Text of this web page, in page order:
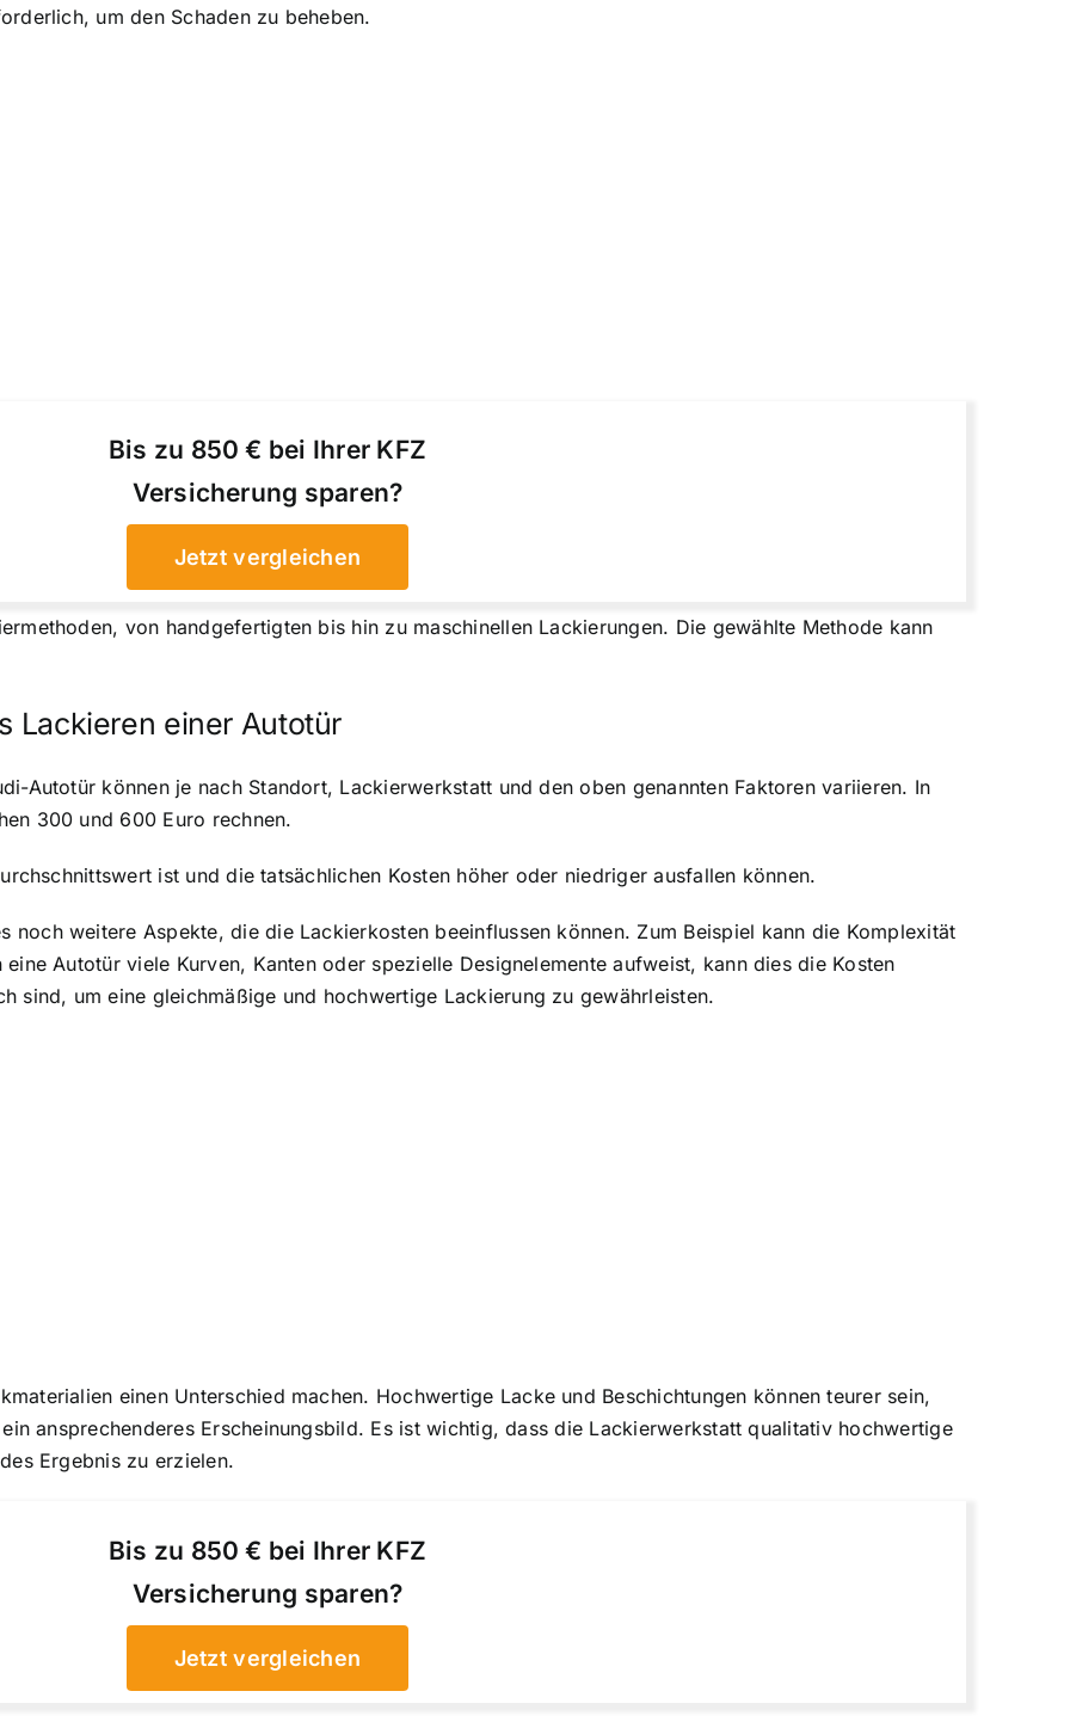
um den Schaden zu beheben.
Bis zu 850 € bei Ihrer KFZ
Versicherung sparen?
Jetzt vergleichen
von handgefertigten bis hin zu maschinellen Lackierungen. Die gewählte Methode kann
Lackieren einer Autotür
Autotür können je nach Standort, Lackierwerkstatt und den oben genannten Faktoren variieren. In
300 und 600 Euro rechnen.
ist und die tatsächlichen Kosten höher oder niedriger ausfallen können.
noch weitere Aspekte, die die Lackierkosten beeinflussen können. Zum Beispiel kann die Komplexität
Autotür viele Kurven, Kanten oder spezielle Designelemente aufweist, kann dies die Kosten
sind, um eine gleichmäßige und hochwertige Lackierung zu gewährleisten.
einen Unterschied machen. Hochwertige Lacke und Beschichtungen können teurer sein,
ansprechenderes Erscheinungsbild. Es ist wichtig, dass die Lackierwerkstatt qualitativ hochwertige
Ergebnis zu erzielen.
Bis zu 850 € bei Ihrer KFZ
Versicherung sparen?
Jetzt vergleichen